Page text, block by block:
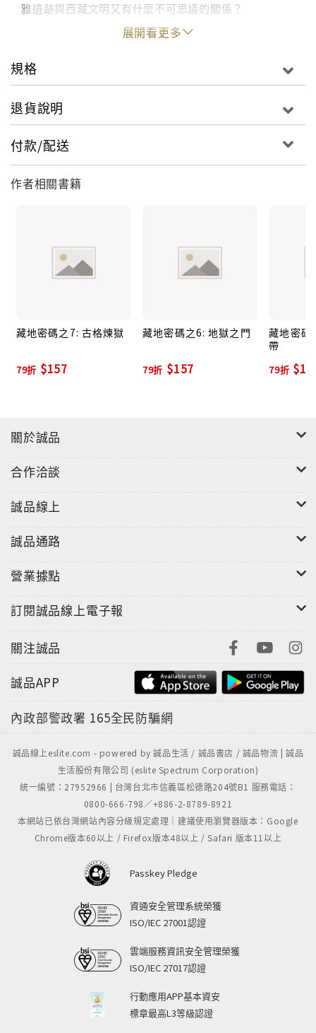
雅遺跡與西藏文明又有什麼不可思議的關係？
展開看更多
規格
退貨說明
付款/配送
作者相關書籍
藏地密碼之7: 古格煉獄
79折 $157
藏地密碼之6: 地獄之門
79折 $157
藏地密碼
帶
79折
關於誠品
合作洽談
誠品線上
誠品通路
營業據點
訂閱誠品線上電子報
關注誠品
誠品APP
內政部警政署 165全民防騙網
誠品線上eslite.com - powered by 誠品生活 / 誠品書店 / 誠品物流 | 誠品
生活股份有限公司 (eslite Spectrum Corporation)
統一編號：27952966 | 台灣台北市信義區松德路204號B1 服務電話：
0800-666-798／+886-2-8789-8921
本網站已依台灣網站內容分級規定處理｜建議使用瀏覽器版本：Google
Chrome版本60以上 / Firefox版本48以上 / Safari 版本11以上
Passkey Pledge
資通安全管理系統榮獲
ISO/IEC 27001認證
雲端服務資訊安全管理榮獲
ISO/IEC 27017認證
行動應用APP基本資安
標章最高L3等級認證